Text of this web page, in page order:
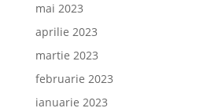
mai 2023
aprilie 2023
martie 2023
februarie 2023
ianuarie 2023